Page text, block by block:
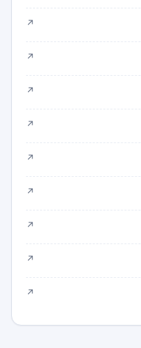
↗
↗
↗
↗
↗
↗
↗
↗
↗